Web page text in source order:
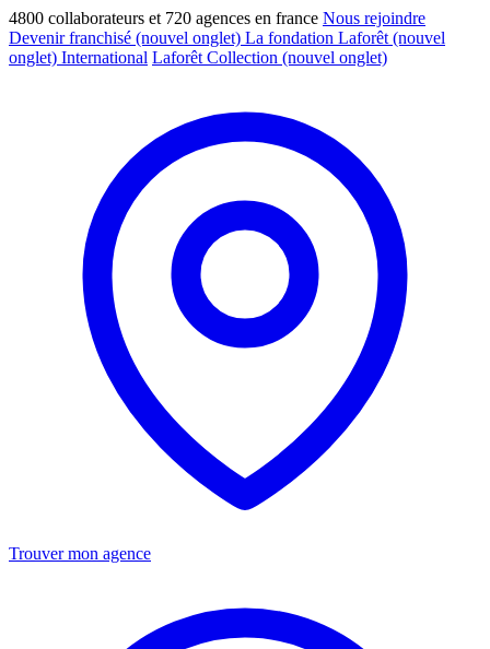
4800 collaborateurs et 720 agences en france Nous rejoindre
Devenir franchisé (nouvel onglet) La fondation Laforêt (nouvel
onglet) International Laforêt Collection (nouvel onglet)
Trouver mon agence